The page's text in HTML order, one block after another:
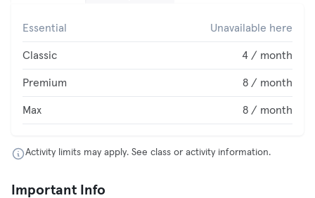
Essential Unavailable here
Classic 4 / month
Premium 8 / month
Max 8 / month
Activity limits may apply. See class or activity information.
Important Info